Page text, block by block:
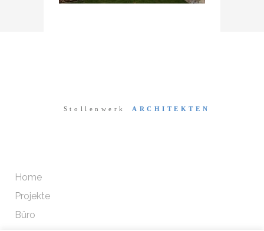
Home
Projekte
Büro